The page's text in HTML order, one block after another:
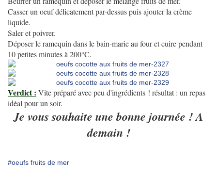
Casser un oeuf délicatement par-dessus puis ajouter la crème
liquide.
Saler et poivrer.
Déposer le ramequin dans le bain-marie au four et cuire pendant
10 petites minutes à 200°C.
Verdict : Vite préparé avec peu d'ingrédients ! résultat : un repas
idéal pour un soir.
Je vous souhaite une bonne journée ! A
demain !
#oeufs fruits de mer